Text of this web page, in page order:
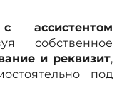
ассистентом
собственное
и реквизит,
под